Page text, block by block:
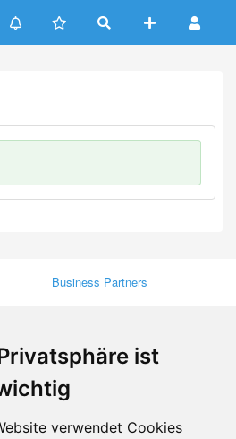
ist
verwendet Cookies
Business Partners
Media
Facebook
Twitter